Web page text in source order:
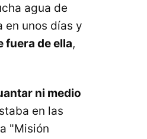
agua de
en unos días y
fuera de ella,
ni medio
en las
"Misión